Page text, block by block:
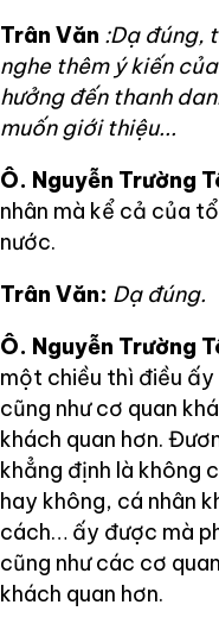
Trân Văn :Dạ đúng,
nghe thêm ý kiến
hưởng đến thanh
muốn giới thiệu...
Ô. Nguyễn Trường
nhân mà kể cả của
nước.
Trân Văn: Dạ đúng.
Ô. Nguyễn Trường
một chiều thì điều
cũng như cơ quan
khách quan hơn.
khẳng định là không
hay không, cá nhân
cách… ấy được mà
cũng như các cơ
khách quan hơn.